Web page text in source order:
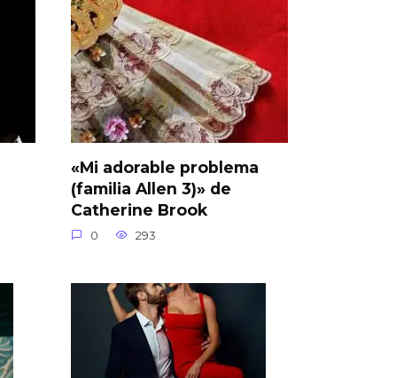
«Mi adorable problema
(familia Allen 3)» de
Catherine Brook
0 293